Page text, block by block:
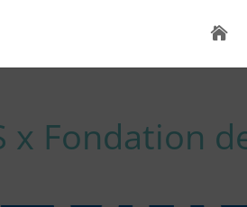

x Fondation